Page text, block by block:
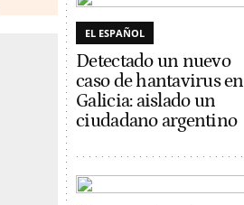
EL ESPAÑOL
Detectado un nuevo
caso de hantavirus en
Galicia: aislado un
ciudadano argentino